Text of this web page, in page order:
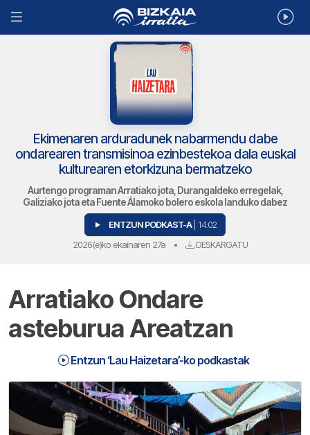
Ekimenaren arduradunek nabarmendu dabe
ondarearen transmisinoa ezinbestekoa dala euskal
kulturearen etorkizuna bermatzeko
Aurtengo programan Arratiako jota, Durangaldeko erregelak,
Galiziako jota eta Fuente Álamoko bolero eskola landuko dabez
ENTZUN PODKAST-A | 14:02
2026(e)ko ekainaren 27a • DESKARGATU
Arratiako Ondare
asteburua Areatzan
Entzun ‘Lau Haizetara’-ko podkastak